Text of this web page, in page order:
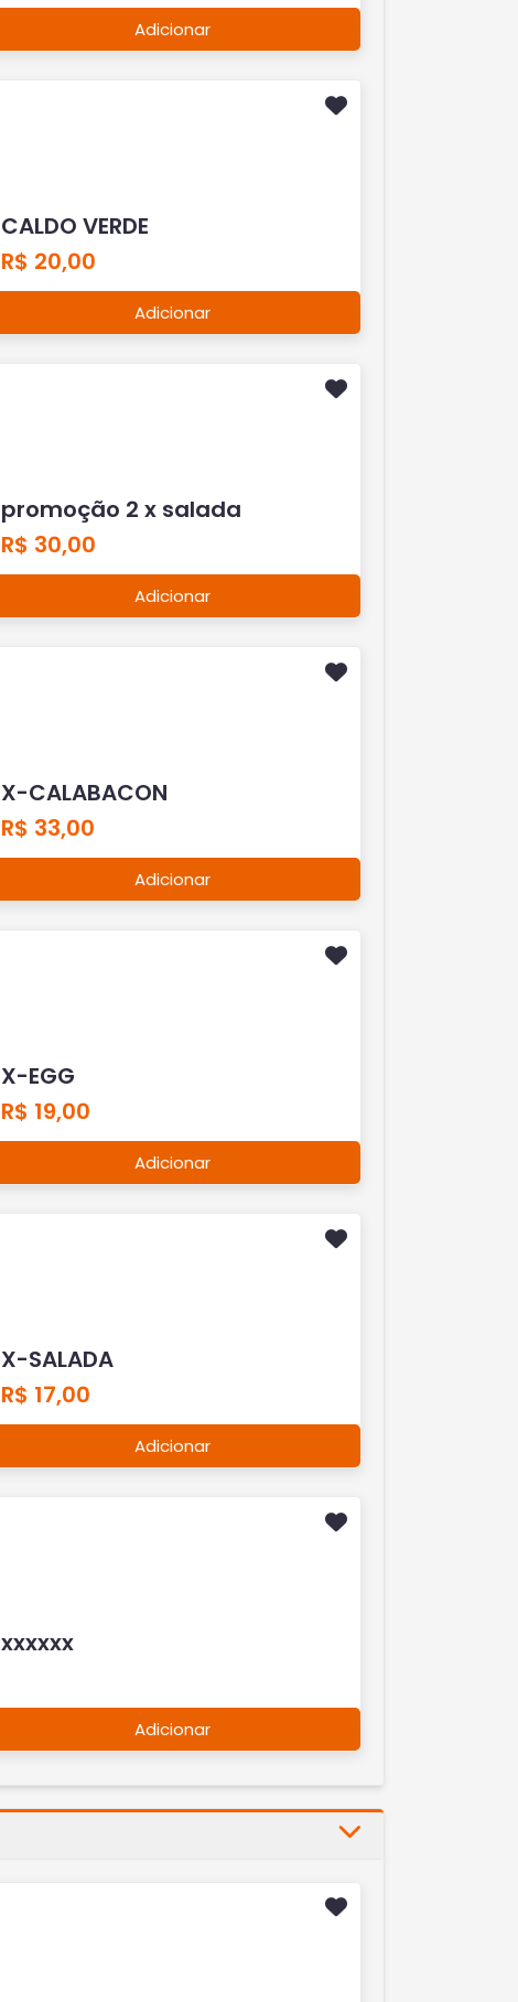
Adicionar
CALDO VERDE
R$ 20,00
Adicionar
promoção 2 x salada
R$ 30,00
Adicionar
X-CALABACON
R$ 33,00
Adicionar
X-EGG
R$ 19,00
Adicionar
X-SALADA
R$ 17,00
Adicionar
xxxxxx
Adicionar